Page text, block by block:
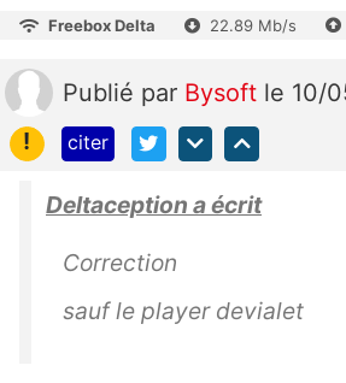
Freebox Delta 22.89 Mb/s
Publié par Bysoft le 10/
!
citer
Deltaception a écrit
Correction
sauf le player devialet